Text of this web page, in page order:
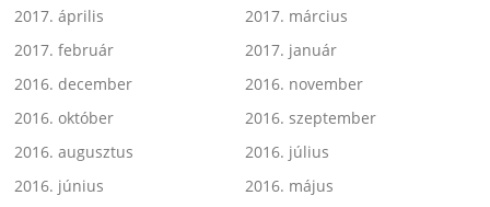
2017. április
2017. március
2017. február
2017. január
2016. december
2016. november
2016. október
2016. szeptember
2016. augusztus
2016. július
2016. június
2016. május